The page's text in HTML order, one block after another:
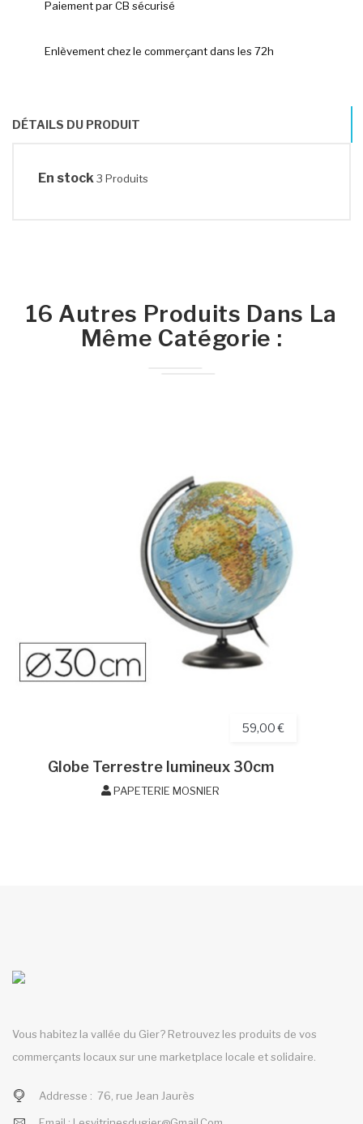
Paiement par CB sécurisé
Enlèvement chez le commerçant dans les 72h
DÉTAILS DU PRODUIT
En stock3 Produits
16 Autres Produits Dans La
Même Catégorie :
59,00 €
Globe Terrestre lumineux 30cm
PAPETERIE MOSNIER
Vous habitez la vallée du Gier? Retrouvez les produits de vos
commerçants locaux sur une marketplace locale et solidaire.
Addresse : 76, rue Jean Jaurès